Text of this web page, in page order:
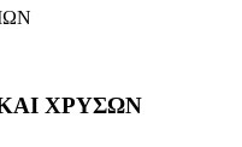
ΧΡΥΣΩΝ